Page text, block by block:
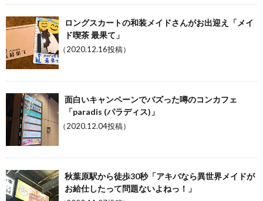
ロングスカートの和装メイドさんがお出迎え「メイ
ド喫茶 最果て」
（2020.12.16投稿）
面白いキャンペーンでバズった噂のコンカフェ
「paradis (パラディス)」
（2020.12.04投稿）
秋葉原駅から徒歩30秒「アキバなら異世界メイドが
お給仕したって問題ないよねっ！」